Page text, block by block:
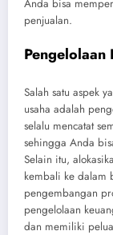
Anda bisa
penjualan.
Pengelolaan
Salah satu aspek
usaha adalah
selalu mencatat
sehingga Anda
Selain itu,
kembali ke dalam
pengembangan
pengelolaan
dan memiliki